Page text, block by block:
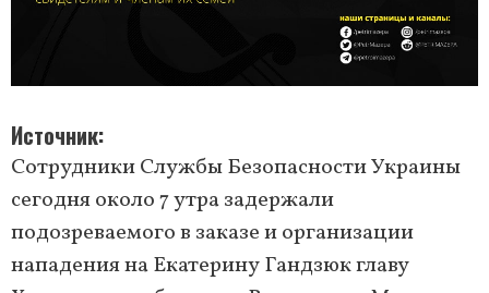
Источник
Сотрудники Службы Безопасности Украины
сегодня около 7 утра задержали
подозреваемого в заказе и организации
нападения на Екатерину Гандзюк главу